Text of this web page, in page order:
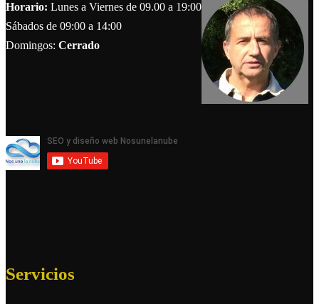
Horario: Lunes a Viernes de 09.00 a 19:00
Sábados de 09:00 a 14:00
Domingos: Cerrado
Servicios